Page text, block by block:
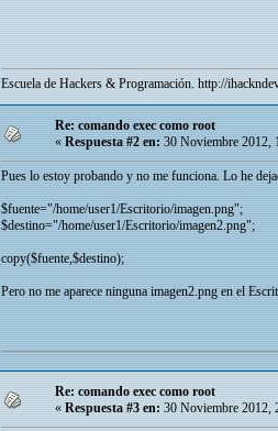
Escuela de Hackers & Programación. http://
Re: comando exec como root
«Respuesta #2 en:30 Noviembre 2012,
Pues lo estoy probando y no me funciona. Lo he
$fuente="/home/user1/Escritorio/imagen.png";
$destino="/home/user1/Escritorio/imagen2.png";
copy($fuente,$destino);
Pero no me aparece ninguna imagen2.png en el
Re: comando exec como root
« Respuesta #3 en: 30 Noviembre 2012,